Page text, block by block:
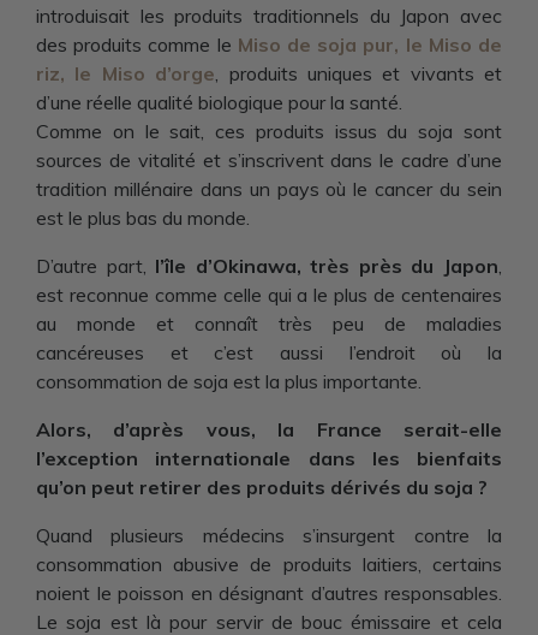
introduisait les produits traditionnels du Japon avec
des produits comme le Miso de soja pur, le Miso de
riz, le Miso d’orge, produits uniques et vivants et
d’une réelle qualité biologique pour la santé.
Comme on le sait, ces produits issus du soja sont
sources de vitalité et s’inscrivent dans le cadre d’une
tradition millénaire dans un pays où le cancer du sein
est le plus bas du monde.
D’autre part, l’île d’Okinawa, très près du Japon,
est reconnue comme celle qui a le plus de centenaires
au monde et connaît très peu de maladies
cancéreuses et c’est aussi l’endroit où la
consommation de soja est la plus importante.
Alors, d’après vous, la France serait-elle
l’exception internationale dans les bienfaits
qu’on peut retirer des produits dérivés du soja ?
Quand plusieurs médecins s’insurgent contre la
consommation abusive de produits laitiers, certains
noient le poisson en désignant d’autres responsables.
Le soja est là pour servir de bouc émissaire et cela